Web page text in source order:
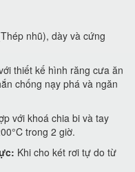
nhũ), dày và cứng
thiết kế hình răng cưa ăn
chống nạy phá và ngăn
với khoá chia bi và tay
trong 2 giờ.
Khi cho két rơi tự do từ